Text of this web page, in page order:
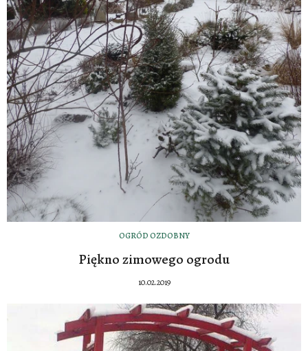
OGRÓD OZDOBNY
Piękno zimowego ogrodu
10.02.2019